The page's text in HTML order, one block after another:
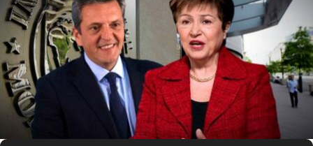
Mundial 2026
Eventos Corporativos
El Cronista Studio
Mediakit
abre en nueva pestaña